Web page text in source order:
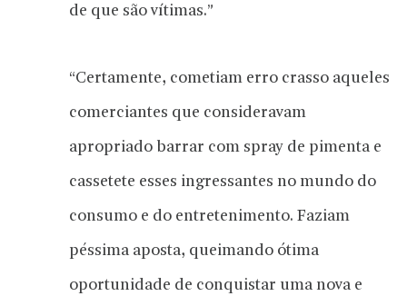
de que são vítimas.”
“Certamente, cometiam erro crasso aqueles
comerciantes que consideravam
apropriado barrar com spray de pimenta e
cassetete esses ingressantes no mundo do
consumo e do entretenimento. Faziam
péssima aposta, queimando ótima
oportunidade de conquistar uma nova e